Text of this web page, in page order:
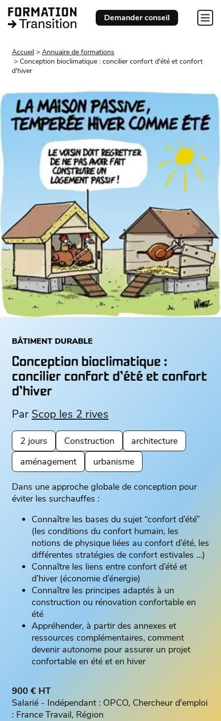
Demander conseil
Accueil
Annuaire de formations
Conception bioclimatique : concilier confort d'été et confort
d'hiver
BÂTIMENT DURABLE
Conception bioclimatique :
concilier confort d’été et confort
d’hiver
Par Scop les 2 rives
2 jours Construction
architecture
aménagement
urbanisme
Dans une approche globale de conception pour
éviter les surchauffes :
Connaître les bases du sujet “confort d’été”
(les conditions du confort humain, les
notions de physique liées au confort d’été, les
différentes stratégies de confort estivales …)
Connaître les liens entre confort d’été et
d’hiver (économie d’énergie)
Connaître les principes adaptés à un
construction ou rénovation confortable en
été
Appréhender, à partir des annexes et
ressources complémentaires, comment
devenir autonome pour assurer un projet
confortable en été et en hiver
900 € HT
Salarié - Indépendant : OPCO, Chercheur d'emploi
: France Travail, Région